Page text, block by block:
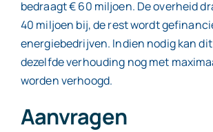
bedraagt € 60 miljoen. De overheid
40 miljoen bij, de rest wordt
energiebedrijven. Indien nodig kan
dezelfde verhouding nog met
worden verhoogd.
Aanvragen